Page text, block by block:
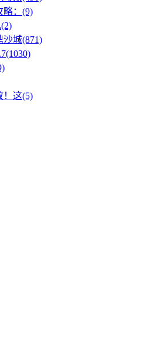
略：(9)
城(871)
！这(5)